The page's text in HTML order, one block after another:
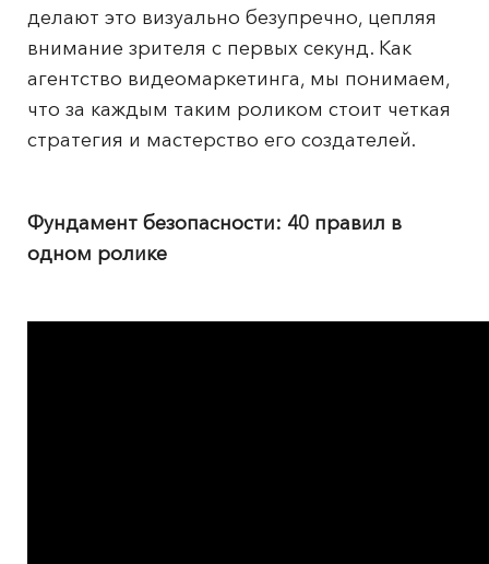
делают это визуально безупречно, цепляя
внимание зрителя с первых секунд. Как
агентство видеомаркетинга, мы понимаем,
что за каждым таким роликом стоит четкая
стратегия и мастерство его создателей.
Фундамент безопасности: 40 правил в
одном ролике